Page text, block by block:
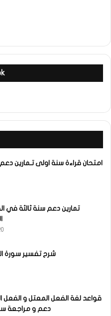
امتحان قراءة سنة اولى تـمارين
تمارين دعم سنة ثالثة في
شرح تفسير سورة
قواعد لغة الفعل المعتل و الفعل
دعم و مراجعة